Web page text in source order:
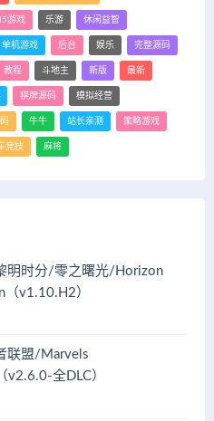
游戏 乐游 休闲益智
单机游戏 后台 娱乐 完整源码
教程 斗地主 新版 最新
棋牌源码 模拟经营
牛牛 站长亲测 策略游戏
竞技 麻将
明时分/零之曙光/Horizon
（v1.10.H2）
联盟/Marvels
v2.6.0-全DLC）